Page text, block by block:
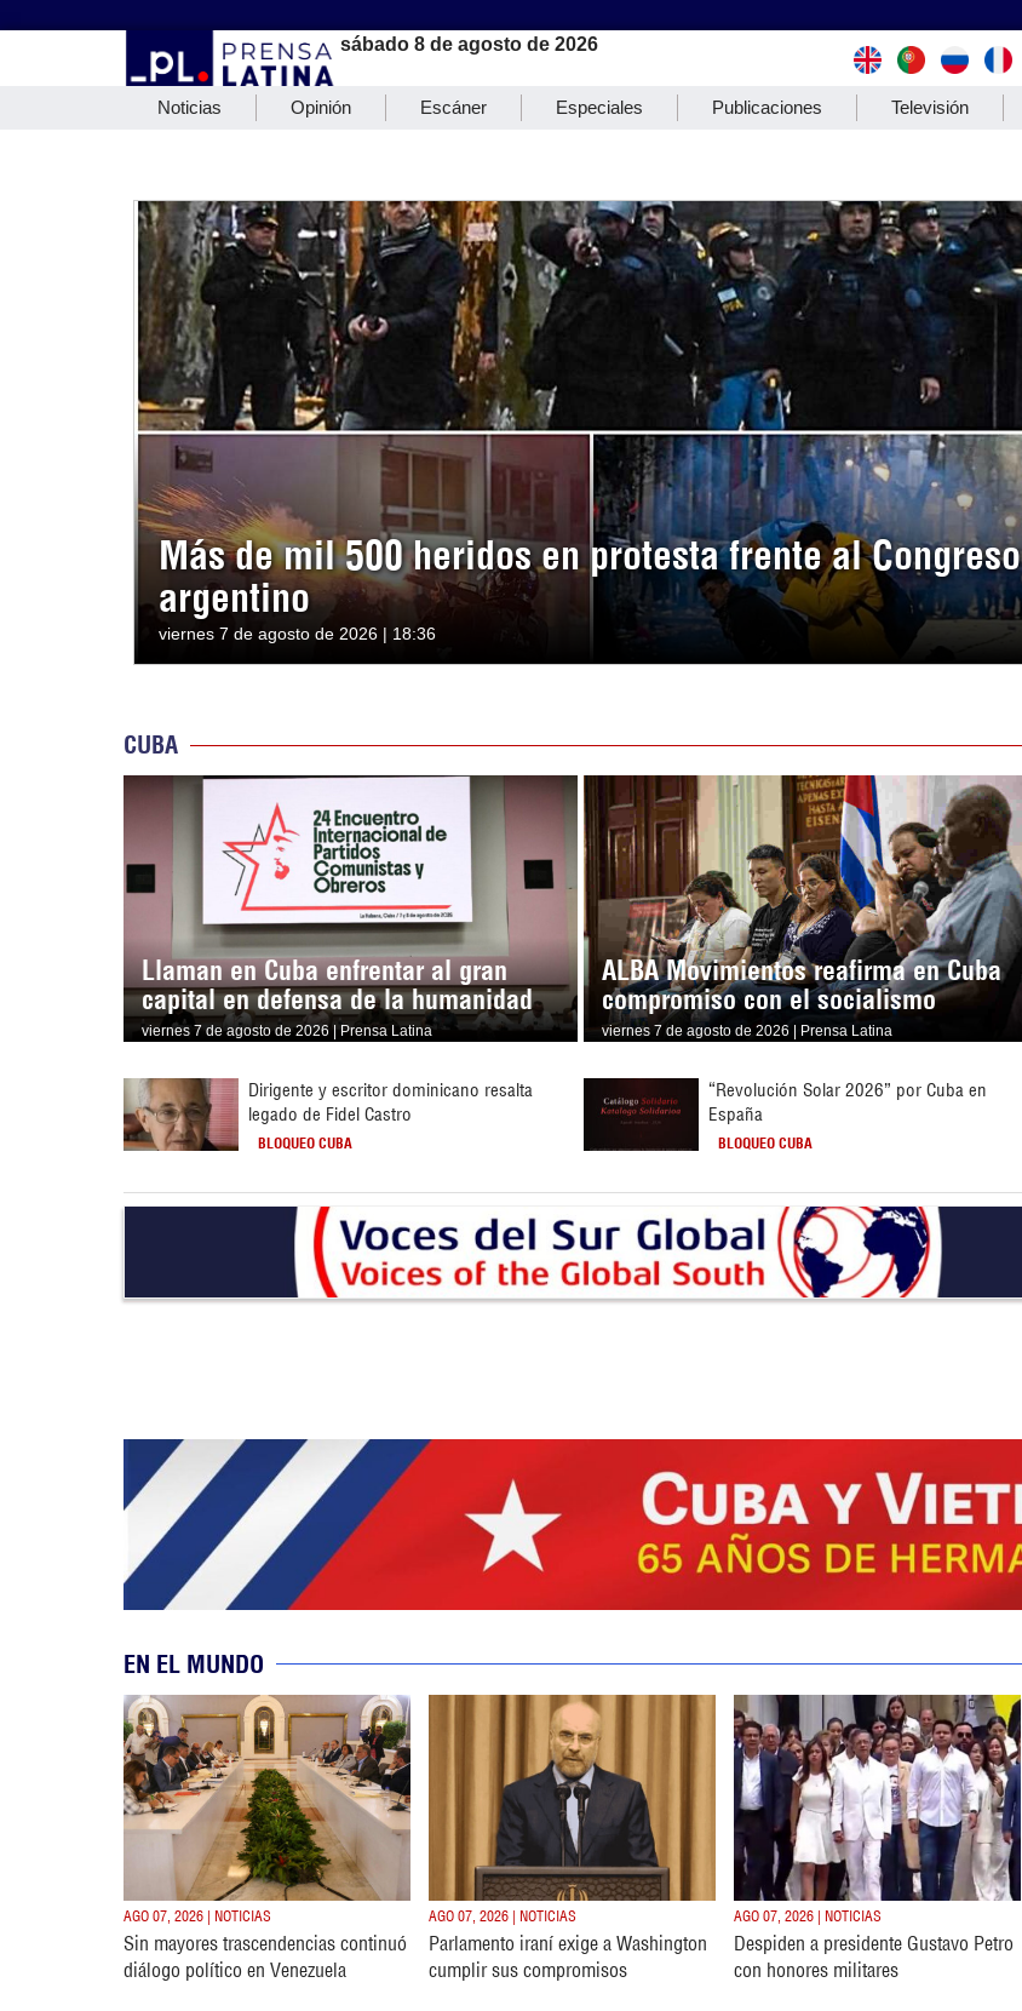
sábado 8 de agosto de 2026
Noticias Opinión Escáner Especiales Publicaciones Televisión
Más de mil 500 heridos en protesta frente al Congreso
argentino
viernes 7 de agosto de 2026 | 18:36
CUBA
Llaman en Cuba enfrentar al gran
capital en defensa de la humanidad
viernes 7 de agosto de 2026 | Prensa Latina
ALBA Movimientos reafirma en Cuba
compromiso con el socialismo
viernes 7 de agosto de 2026 | Prensa Latina
Dirigente y escritor dominicano resalta
legado de Fidel Castro
BLOQUEO CUBA
“Revolución Solar 2026” por Cuba en
España
BLOQUEO CUBA
EN EL MUNDO
AGO 07, 2026 | NOTICIAS
Sin mayores trascendencias continuó
diálogo político en Venezuela
AGO 07, 2026 | NOTICIAS
Parlamento iraní exige a Washington
cumplir sus compromisos
AGO 07, 2026 | NOTICIAS
Despiden a presidente Gustavo Petro
con honores militares